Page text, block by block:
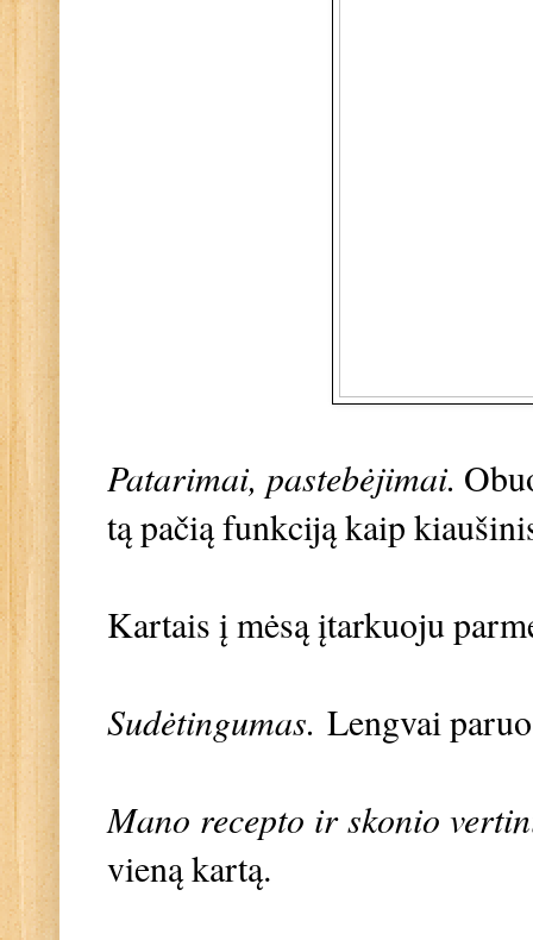
Patarimai, pastebėjimai.
tą pačią funkciją kaip
Kartais į mėsą įtarkuoju
Sudėtingumas. Lengvai
Mano recepto ir skonio
vieną kartą.